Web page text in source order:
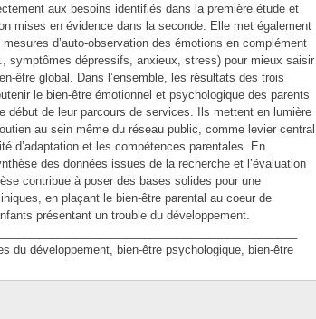
aux besoins identifiés dans la première étude et
mises en évidence dans la seconde. Elle met également
d’auto-observation des émotions en complément
symptômes dépressifs, anxieux, stress) pour mieux saisir
être global. Dans l’ensemble, les résultats des trois
le bien-être émotionnel et psychologique des parents
début de leur parcours de services. Ils mettent en lumière
au sein même du réseau public, comme levier central
d’adaptation et les compétences parentales. En
des données issues de la recherche et l’évaluation
contribue à poser des bases solides pour une
en plaçant le bien-être parental au coeur de
présentant un trouble du développement.
du développement, bien-être psychologique, bien-être